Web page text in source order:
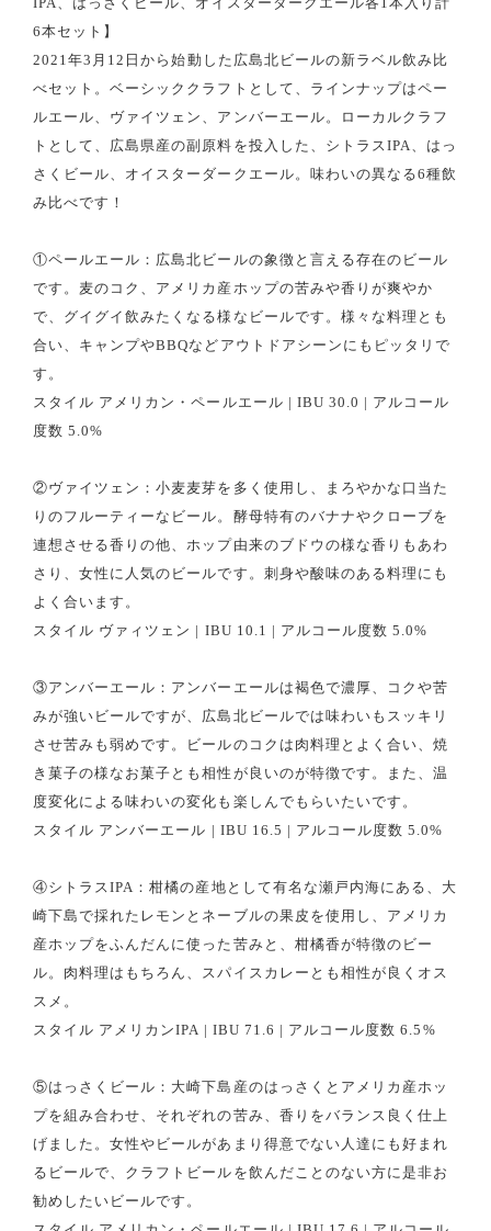
6本セット】
2021年3月12日から始動した広島北ビールの新ラベル飲み比
べセット。ベーシッククラフトとして、ラインナップはペー
ルエール、ヴァイツェン、アンバーエール。ローカルクラフ
トとして、広島県産の副原料を投入した、シトラスIPA、はっ
さくビール、オイスターダークエール。味わいの異なる6種飲
み比べです！
①ペールエール：広島北ビールの象徴と言える存在のビール
です。麦のコク、アメリカ産ホップの苦みや香りが爽やか
で、グイグイ飲みたくなる様なビールです。様々な料理とも
合い、キャンプやBBQなどアウトドアシーンにもピッタリで
す。
スタイル アメリカン・ペールエール | IBU 30.0 | アルコール
度数 5.0%
②ヴァイツェン：小麦麦芽を多く使用し、まろやかな口当た
りのフルーティーなビール。酵母特有のバナナやクローブを
連想させる香りの他、ホップ由来のブドウの様な香りもあわ
さり、女性に人気のビールです。刺身や酸味のある料理にも
よく合います。
スタイル ヴァィツェン | IBU 10.1 | アルコール度数 5.0%
③アンバーエール：アンバーエールは褐色で濃厚、コクや苦
みが強いビールですが、広島北ビールでは味わいもスッキリ
させ苦みも弱めです。ビールのコクは肉料理とよく合い、焼
き菓子の様なお菓子とも相性が良いのが特徴です。また、温
度変化による味わいの変化も楽しんでもらいたいです。
スタイル アンバーエール | IBU 16.5 | アルコール度数 5.0%
④シトラスIPA：柑橘の産地として有名な瀬戸内海にある、大
崎下島で採れたレモンとネーブルの果皮を使用し、アメリカ
産ホップをふんだんに使った苦みと、柑橘香が特徴のビー
ル。肉料理はもちろん、スパイスカレーとも相性が良くオス
スメ。
スタイル アメリカンIPA | IBU 71.6 | アルコール度数 6.5%
⑤はっさくビール：大崎下島産のはっさくとアメリカ産ホッ
プを組み合わせ、それぞれの苦み、香りをバランス良く仕上
げました。女性やビールがあまり得意でない人達にも好まれ
るビールで、クラフトビールを飲んだことのない方に是非お
勧めしたいビールです。